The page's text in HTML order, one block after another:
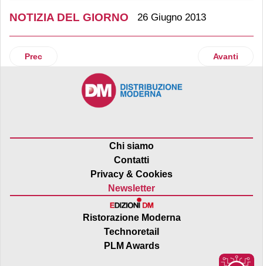
NOTIZIA DEL GIORNO 26 Giugno 2013
Articolo precedente: Pubblicita' classica: tiene solo il retail
Prec Articolo
Avanti
Chi siamo
Contatti
Privacy & Cookies
Newsletter
Ristorazione Moderna
Technoretail
PLM Awards